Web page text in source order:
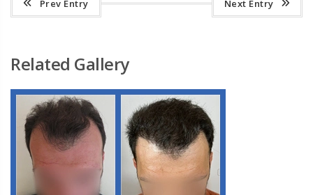
Prev Entry Next Entry
Related Gallery